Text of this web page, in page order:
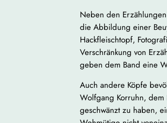
Neben den
die Abbildung einer
Hackfleischtopf,
Verschränkung von
geben dem Band eine
Auch andere Köpfe
Wolfgang Korruhn,
geschwänzt zu haben,